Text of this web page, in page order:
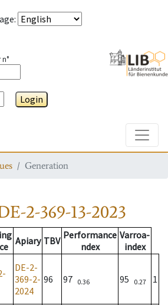
:
n°
Login
Generation
2-369-13-2023
Apiary TBV Performance
ndex
Varroa-
index
DE-2-
369-2-
2024
96 97 0.36 95 0.27 1